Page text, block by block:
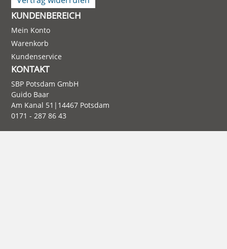
KUNDENBEREICH
Mein Konto
Warenkorb
Kundenservice
KONTAKT
SBP Potsdam GmbH
Guido Baar
Am Kanal 51|14467 Potsdam
0171 - 287 86 43